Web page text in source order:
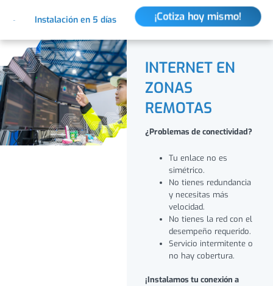
Instalación en 5 días ¡Cotiza hoy mismo!
INTERNET EN
ZONAS
REMOTAS
¿Problemas de conectividad?
Tu enlace no es
simétrico.
No tienes redundancia
y necesitas más
velocidad.
No tienes la red con el
desempeño requerido.
Servicio intermitente o
no hay cobertura.
¡Instalamos tu conexión a